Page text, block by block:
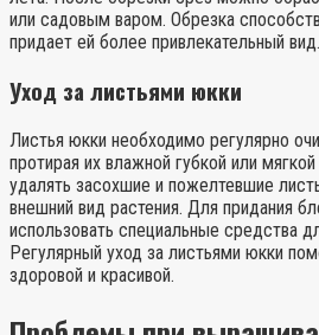
или садовым варом. Обрезка
придает ей более привлекательный вид.
Уход за листьями юкки
Листья юкки необходимо регулярно
протирая их влажной губкой или
удалять засохшие и пожелтевшие
внешний вид растения. Для придания
использовать специальные средства
Регулярный уход за листьями юкки
здоровой и красивой.